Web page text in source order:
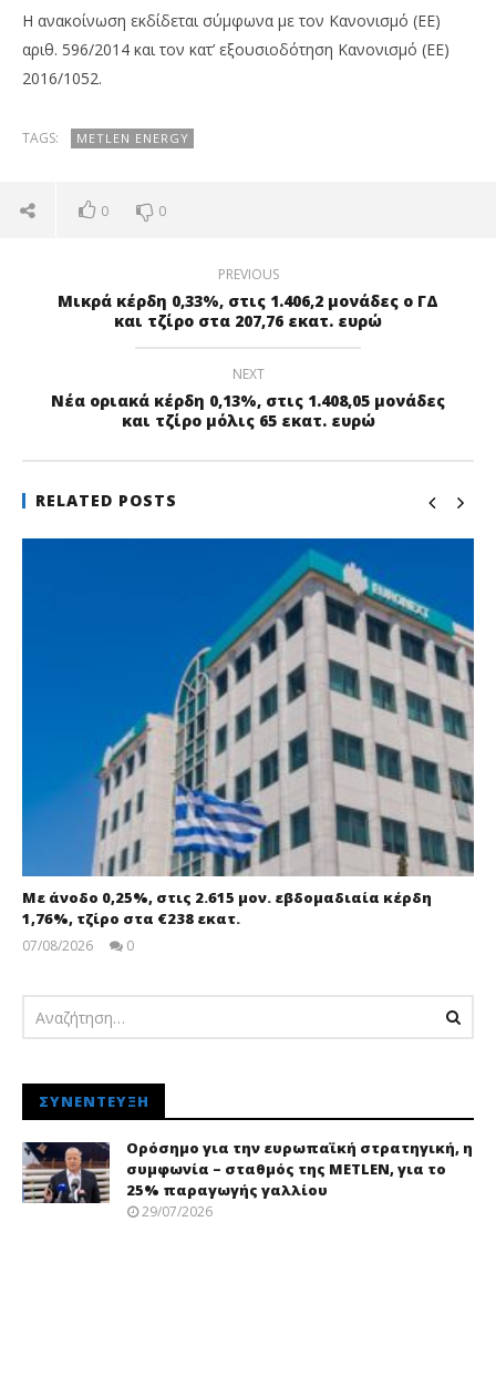
Η ανακοίνωση εκδίδεται σύμφωνα με τον Κανονισμό (ΕΕ)
αριθ. 596/2014 και τον κατ’ εξουσιοδότηση Κανονισμό (ΕΕ)
2016/1052.
TAGS: METLEN ENERGY
0 0
PREVIOUS
Μικρά κέρδη 0,33%, στις 1.406,2 μονάδες ο ΓΔ
και τζίρο στα 207,76 εκατ. ευρώ
NEXT
Νέα οριακά κέρδη 0,13%, στις 1.408,05 μονάδες
και τζίρο μόλις 65 εκατ. ευρώ
RELATED POSTS
Με άνοδο 0,25%, στις 2.615 μον. εβδομαδιαία κέρδη
1,76%, τζίρο στα €238 εκατ.
07/08/2026
0
ΣΥΝΈΝΤΕΥΞΗ
Ορόσημο για την ευρωπαϊκή στρατηγική, η
συμφωνία – σταθμός της METLEN, για το
25% παραγωγής γαλλίου
29/07/2026